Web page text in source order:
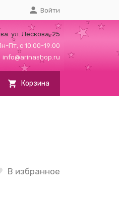
Войти
ул. Лескова, 25
Пт, с 10:00-19:00
info@arinashop.ru
Корзина
В избранное